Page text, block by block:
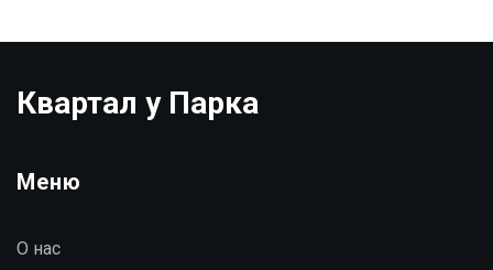
Квартал у Парка
Меню
О нас